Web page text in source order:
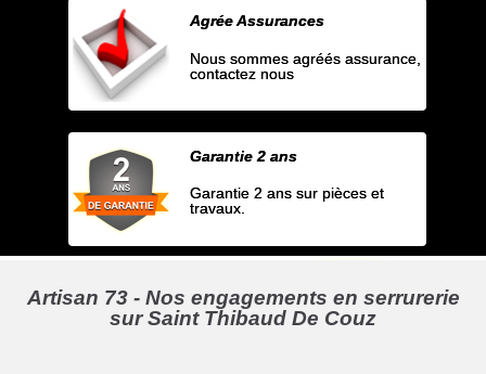
Agrée Assurances
Nous sommes agréés assurance,
contactez nous
Garantie 2 ans
Garantie 2 ans sur pièces et
travaux.
Artisan 73 - Nos engagements en serrurerie
sur Saint Thibaud De Couz